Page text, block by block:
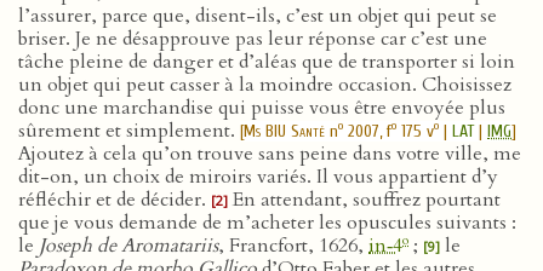
l’assurer, parce que, disent-ils, c’est un objet qui peut se
briser. Je ne désapprouve pas leur réponse car c’est une
tâche pleine de danger et d’aléas que de transporter si loin
un objet qui peut casser à la moindre occasion. Choisissez
donc une marchandise qui puisse vous être envoyée plus
sûrement et simplement. [Ms BIU Santé no 2007, fo 175 vo | LAT| IMG]
Ajoutez à cela qu’on trouve sans peine dans votre ville, me
dit-on, un choix de miroirs variés. Il vous appartient d’y
réfléchir et de décider. [2] En attendant, souffrez pourtant
que je vous demande de m’acheter les opuscules suivants :
le Joseph de Aromatariis, Francfort, 1626, in‑4o ; [9] le